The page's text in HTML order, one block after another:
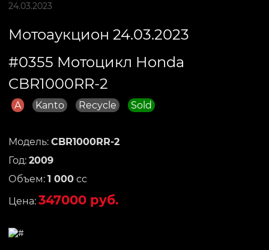
24.03.2023
Мотоаукцион 24.03.2023
#0355 Мотоцикл Honda
CBR1000RR-2
A Kanto Recycle Sold
Модель: CBR1000RR-2
Год: 2009
Объем: 1 000 сс
Цена: 347000 руб.